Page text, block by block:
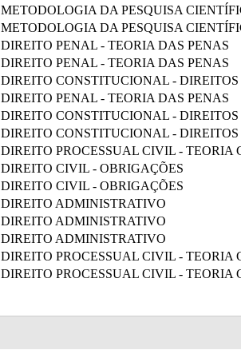
METODOLOGIA DA PESQUISA
METODOLOGIA DA PESQUISA
DIREITO PENAL - TEORIA DAS PENAS
DIREITO PENAL - TEORIA DAS PENAS
DIREITO CONSTITUCIONAL - DIREITOS
DIREITO PENAL - TEORIA DAS PENAS
DIREITO CONSTITUCIONAL - DIREITOS
DIREITO CONSTITUCIONAL - DIREITOS
DIREITO PROCESSUAL CIVIL - TEORIA
DIREITO CIVIL - OBRIGAÇÕES
DIREITO CIVIL - OBRIGAÇÕES
DIREITO ADMINISTRATIVO
DIREITO ADMINISTRATIVO
DIREITO ADMINISTRATIVO
DIREITO PROCESSUAL CIVIL - TEORIA
DIREITO PROCESSUAL CIVIL - TEORIA